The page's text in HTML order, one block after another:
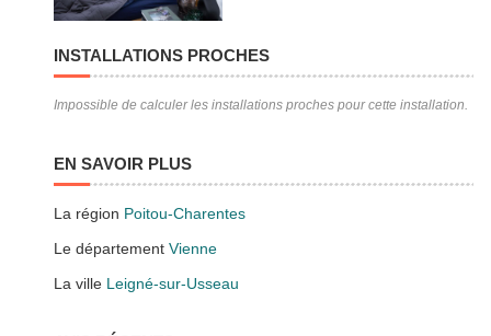
INSTALLATIONS PROCHES
Impossible de calculer les installations proches pour cette installation.
EN SAVOIR PLUS
La région Poitou-Charentes
Le départementVienne
La ville Leigné-sur-Usseau